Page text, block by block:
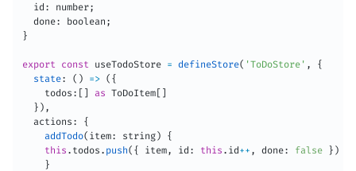
  id
: number;
  done
: boolean ;
}
export const useTodoStore = defineStore( 'ToDoStore' ,
{
state: ( ) => ( {
    todos
: [ ] as ToDoItem[ ]
} ) ,
  actions
:
{
addTodo( item: string)
{
this . todos . push( { item, id : this . id++ , done: false } )
}